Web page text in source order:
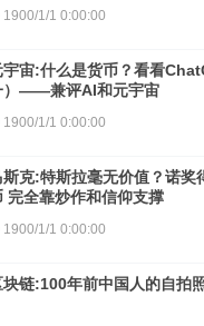
拉市值蒸发2600亿人民币
1900/1/1 0:00:00
宇宙:什么是货币？看看
）——兼评AI和元宇宙
1900/1/1 0:00:00
斯克:特斯拉毫无价值？诺奖
完全靠炒作和信仰支撑
1900/1/1 0:00:00
块链:100年前中国人的自拍